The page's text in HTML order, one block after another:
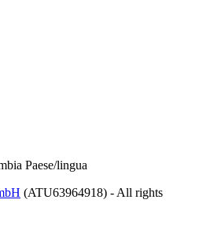
Paese/lingua
(ATU63964918) - All rights